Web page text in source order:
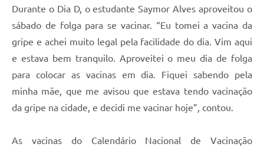
Durante o Dia D, o estudante Saymor Alves aproveitou o
sábado de folga para se vacinar. “Eu tomei a vacina da
gripe e achei muito legal pela facilidade do dia. Vim aqui
e estava bem tranquilo. Aproveitei o meu dia de folga
para colocar as vacinas em dia. Fiquei sabendo pela
minha mãe, que me avisou que estava tendo vacinação
da gripe na cidade, e decidi me vacinar hoje”, contou.
As vacinas do Calendário Nacional de Vacinação